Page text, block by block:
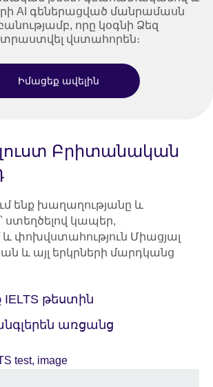
AI գեներացված մանրամասն
որը կօգնի Ձեզ
վստահորեն։
Իմացեք ավելին
Բրիտանական
ենք խաղաղությանը և
ստեղծելով կապեր,
փոխվստահություն Միացյալ
և այլ երկրների մարդկանց
թեստին
առցանց